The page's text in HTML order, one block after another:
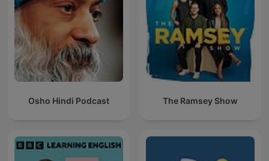
Osho Hindi Podcast The Ramsey Show